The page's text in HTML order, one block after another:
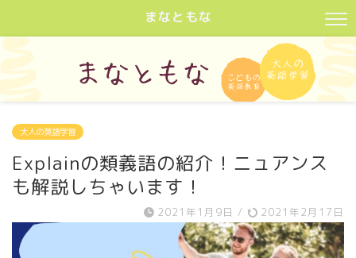
まなともな
大人の英語学習
Explainの類義語の紹介！ニュアンス
も解説しちゃいます！
2021年1月9日 / 2021年2月17日